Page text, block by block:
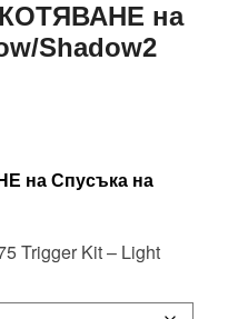
на
Shadow2
на Спусъка на
Trigger Kit – Light